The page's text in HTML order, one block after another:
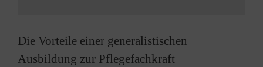
Die Vorteile einer generalistischen
Ausbildung zur Pflegefachkraft